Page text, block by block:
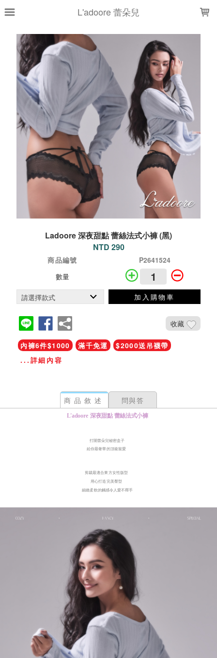
L'adoore 蕾朵兒
Ladoore 深夜甜點 蕾絲法式小褲 (黑)
NTD 290
商品編號
P2641524
數量
加入購物車
收藏
內褲6件$1000 滿千免運
$2000送吊襪帶
...詳細內容
商品敘述 問與答